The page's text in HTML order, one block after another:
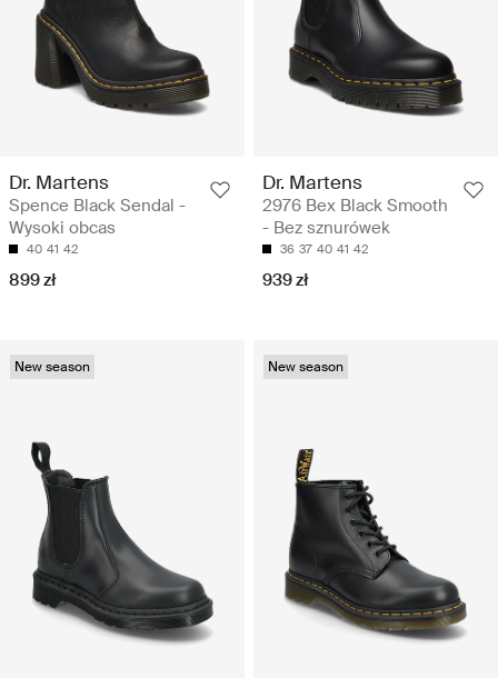
Dr. Martens
Spence Black Sendal -
Wysoki obcas
40 41 42
899 zł
Dr. Martens
2976 Bex Black Smooth
- Bez sznurówek
36 37 40 41 42
939 zł
New season New season